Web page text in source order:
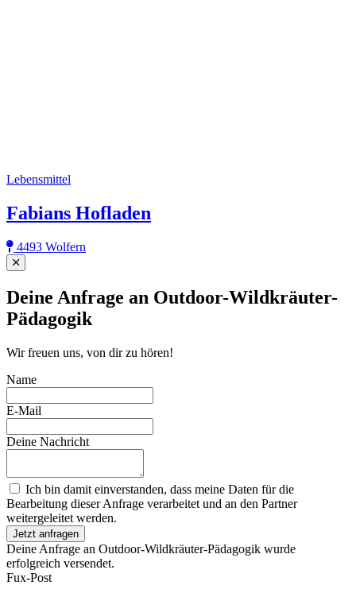
Lebensmittel
Fabians Hofladen
4493 Wolfern
Close
Deine Anfrage an Outdoor-Wildkräuter-
Pädagogik
Wir freuen uns, von dir zu hören!
Name
E-Mail
Deine Nachricht
Ich bin damit einverstanden, dass meine Daten für die
Bearbeitung dieser Anfrage verarbeitet und an den Partner
weitergeleitet werden.
Jetzt anfragen
Deine Anfrage an Outdoor-Wildkräuter-Pädagogik wurde
erfolgreich versendet.
Fux-Post